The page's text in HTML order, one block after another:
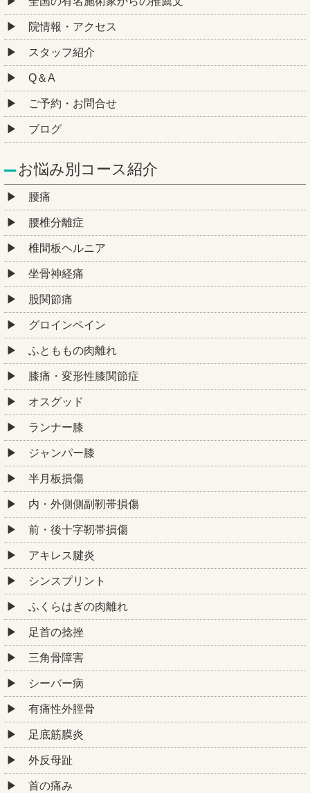
院情報・アクセス
スタッフ紹介
Q＆A
ご予約・お問合せ
ブログ
お悩み別コース紹介
腰痛
腰椎分離症
椎間板ヘルニア
坐骨神経痛
股関節痛
グロインペイン
ふとももの肉離れ
膝痛・変形性膝関節症
オスグッド
ランナー膝
ジャンパー膝
半月板損傷
内・外側側副靭帯損傷
前・後十字靭帯損傷
アキレス腱炎
シンスプリント
ふくらはぎの肉離れ
足首の捻挫
三角骨障害
シーバー病
有痛性外脛骨
足底筋膜炎
外反母趾
首の痛み